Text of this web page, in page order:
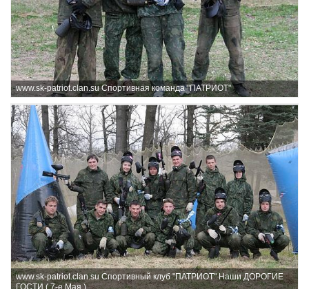
www.sk-patriot.clan.su Спортивная команда "ПАТРИОТ"
www.sk-patriot.clan.su Спортивный клуб "ПАТРИОТ" Наши ДОРОГИЕ